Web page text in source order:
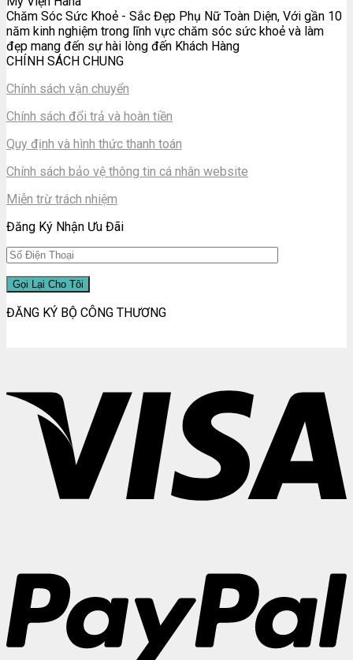
Chăm Sóc Sức Khoẻ - Sắc Đẹp Phụ Nữ Toàn Diện, Với gần 10
năm kinh nghiệm trong lĩnh vực chăm sóc sức khoẻ và làm
đẹp mang đến sự hài lòng đến Khách Hàng
CHÍNH SÁCH CHUNG
Chính sách vận chuyển
Chính sách đổi trả và hoàn tiền
Quy định và hình thức thanh toán
Chính sách bảo vệ thông tin cá nhân website
Miễn trừ trách nhiệm
Đăng Ký Nhận Ưu Đãi
ĐĂNG KÝ BỘ CÔNG THƯƠNG